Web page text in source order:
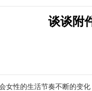
谈谈附
女性的生活节奏不断的变